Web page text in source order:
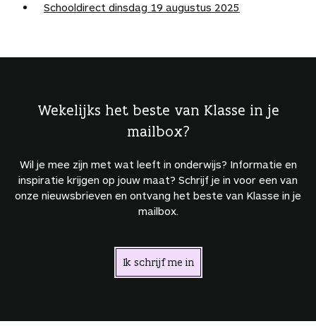
Schooldirect dinsdag 19 augustus 2025
Wekelijks het beste van Klasse in je
mailbox?
Wil je mee zijn met wat leeft in onderwijs? Informatie en
inspiratie krijgen op jouw maat? Schrijf je in voor een van
onze nieuwsbrieven en ontvang het beste van Klasse in je
mailbox.
Ik schrijf me in